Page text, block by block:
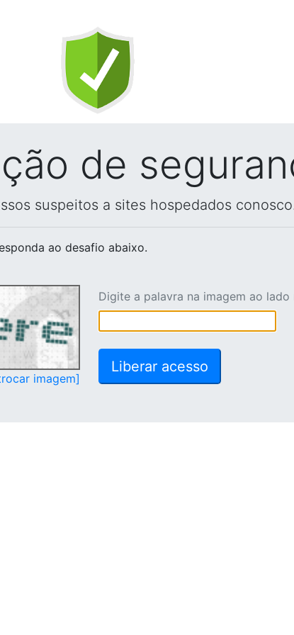
de
suspeitos a sites hospedados
ao desafio abaixo.
imagem]
Digite a palavra na imagem ao